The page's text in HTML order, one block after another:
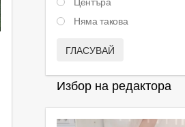
Няма такова
ГЛАСУВАЙ
Избор на редактора